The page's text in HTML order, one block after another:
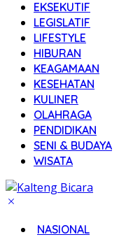
EKSEKUTIF
LEGISLATIF
LIFESTYLE
HIBURAN
KEAGAMAAN
KESEHATAN
KULINER
OLAHRAGA
PENDIDIKAN
SENI & BUDAYA
WISATA
NASIONAL